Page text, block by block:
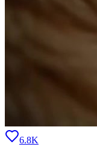
6.8K